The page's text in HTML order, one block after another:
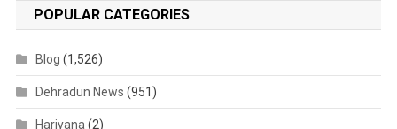
POPULAR CATEGORIES
Blog (1,526)
Dehradun News (951)
Hariyana (2)